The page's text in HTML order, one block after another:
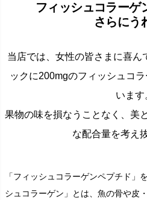
フィッシュコラーゲ
さらにう
当店では、女性の皆さまに喜ん
ックに200mgのフィッシュコ
います
果物の味を損なうことなく、美
な配合量を考え
「フィッシュコラーゲンペプチド」
シュコラーゲン」とは、魚の骨や皮